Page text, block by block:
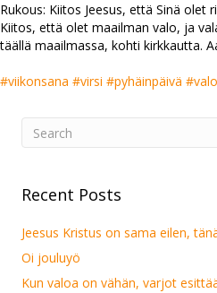
Rukous: Kiitos Jeesus, että Sinä olet
Kiitos, että olet maailman valo, ja
täällä maailmassa, kohti kirkkautta.
#viikonsana #virsi #pyhäinpäivä #valo
Recent Posts
Jeesus Kristus on sama eilen,
Oi jouluyö
Kun valoa on vähän, varjot